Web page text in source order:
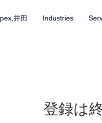
井田 Industries
登録は